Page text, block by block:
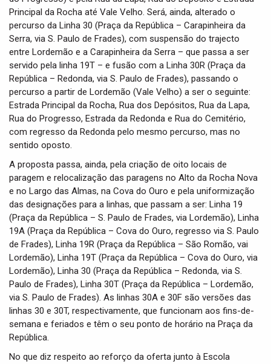
Principal da Rocha até Vale Velho. Será, ainda, alterado o
percurso da Linha 30 (Praça da República – Carapinheira da
Serra, via S. Paulo de Frades), com suspensão do trajecto
entre Lordemão e a Carapinheira da Serra – que passa a ser
servido pela linha 19T – e fusão com a Linha 30R (Praça da
República – Redonda, via S. Paulo de Frades), passando o
percurso a partir de Lordemão (Vale Velho) a ser o seguinte:
Estrada Principal da Rocha, Rua dos Depósitos, Rua da Lapa,
Rua do Progresso, Estrada da Redonda e Rua do Cemitério,
com regresso da Redonda pelo mesmo percurso, mas no
sentido oposto.
A proposta passa, ainda, pela criação de oito locais de
paragem e relocalização das paragens no Alto da Rocha Nova
e no Largo das Almas, na Cova do Ouro e pela uniformização
das designações para a linhas, que passam a ser: Linha 19
(Praça da República – S. Paulo de Frades, via Lordemão), Linha
19A (Praça da República – Cova do Ouro, regresso via S. Paulo
de Frades), Linha 19R (Praça da República – São Romão, vai
Lordemão), Linha 19T (Praça da República – Cova do Ouro, via
Lordemão), Linha 30 (Praça da República – Redonda, via S.
Paulo de Frades), Linha 30T (Praça da República – Lordemão,
via S. Paulo de Frades). As linhas 30A e 30F são versões das
linhas 30 e 30T, respectivamente, que funcionam aos fins-de-
semana e feriados e têm o seu ponto de horário na Praça da
República.
No que diz respeito ao reforço da oferta junto à Escola